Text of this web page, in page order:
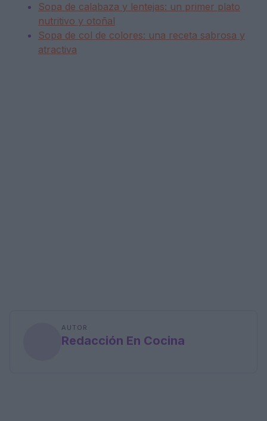
Sopa de calabaza y lentejas: un primer plato
nutritivo y otoñal
Sopa de col de colores: una receta sabrosa y
atractiva
AUTOR
Redacción En Cocina